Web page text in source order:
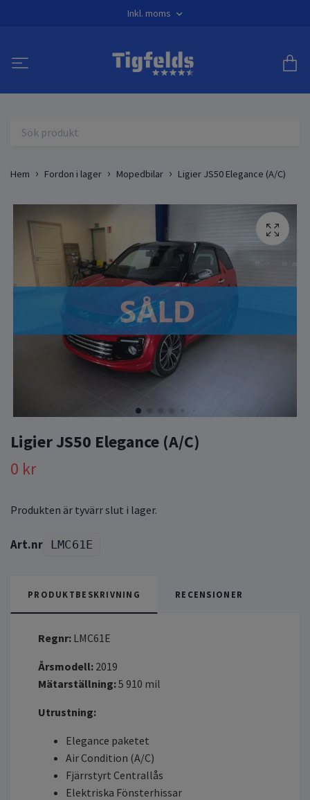
Inkl. moms
Hem Fordon i lager Mopedbilar Ligier JS50 Elegance (A/C)
Ligier JS50 Elegance (A/C)
0 kr
Produkten är tyvärr slut i lager.
LMC61E
PRODUKTBESKRIVNING RECENSIONER
Regnr: LMC61E
Årsmodell: 2019
Mätarställning:5 910 mil
Utrustning:
Elegance paketet
Air Condition (A/C)
Fjärrstyrt Centrallås
Elektriska Fönsterhissar